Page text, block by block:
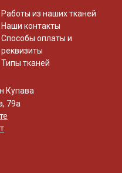
Работы из наших тканей
Наши контакты
Способы оплаты и
реквизиты
Типы тканей
Купава
79а